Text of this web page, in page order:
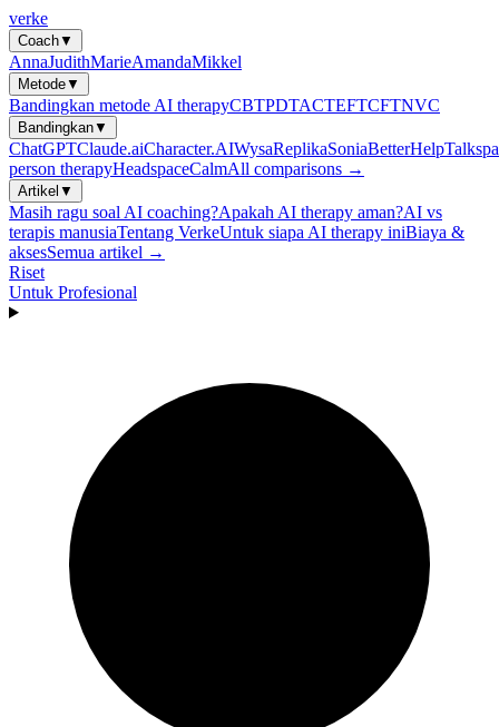
verke
Coach▼
AnnaJudithMarieAmandaMikkel
Metode▼
Bandingkan metode AI therapyCBTPDTACTEFTCFTNVC
Bandingkan▼
ChatGPTClaude.aiCharacter.AIWysaReplikaSoniaBetterHelp
person therapyHeadspaceCalmAll comparisons →
Artikel ▼
Masih ragu soal AI coaching?Apakah AI therapy aman?AI vs
terapis manusiaTentang VerkeUntuk siapa AI therapy iniBiaya &
aksesSemua artikel →
Riset
Untuk Profesional